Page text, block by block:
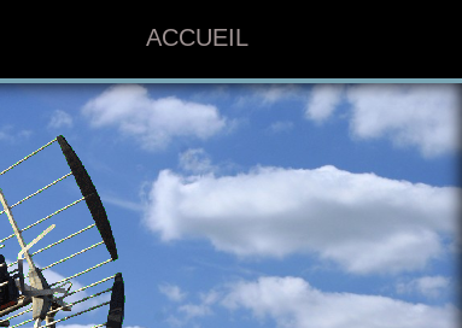
ACCUEIL